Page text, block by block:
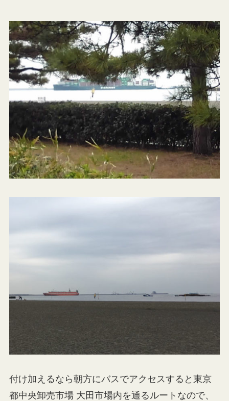
付け加えるなら朝方にバスでアクセスすると東京
都中央卸売市場 大田市場内を通るルートなので、